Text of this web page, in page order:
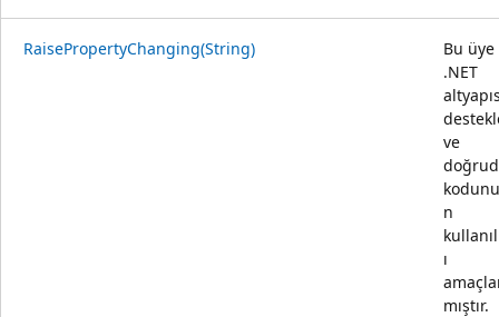
RaisePropertyChanging(String)
Bu üye
.NET
ve
n
ı
mıştır.